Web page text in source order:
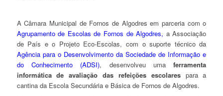
A Câmara Municipal de Fornos de Algodres em parceria com o
Agrupamento de Escolas de Fornos de Algodres, a Associação
de País e o Projeto Eco-Escolas, com o suporte técnico da
Agência para o Desenvolvimento da Sociedade de Informação e
do Conhecimento (ADSI), desenvolveu umaferramenta
informática de avaliação das refeições escolares para a
cantina da Escola Secundária e Básica de Fornos de Algodres.